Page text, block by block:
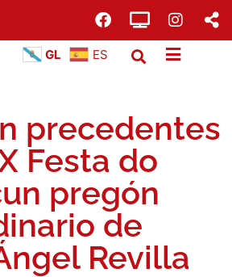
GL ES
precedentes
Festa do
pregón
de
Revilla